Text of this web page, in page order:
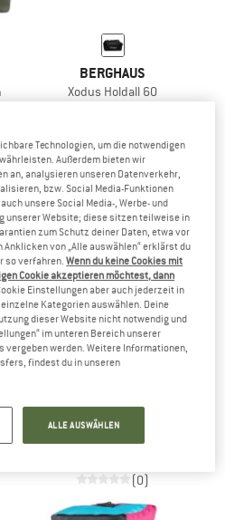
BERGHAUS
Xodus Holdall 60
(0)
20%
RIP CURL
Packable Duffle 35 Search
Reisetasche
(0)
Technologien, um die notwendigen
Außerdem bieten wir
an, analysieren unseren Datenverkehr,
bzw. Social Media-Funktionen
unsere Social Media-, Werbe- und
unserer Website; diese sitzen teilweise in
zum Schutz deiner Daten, etwa vor
von „Alle auswählen“ erklärst du
so verfahren.Wenn du keine Cookies mit
Cookie akzeptieren möchtest, dann
Einstellungen aber auch jederzeit in
Kategorien auswählen. Deine
dieser Website nicht notwendig und
im unteren Bereich unserer
werden. Weitere Informationen,
findest du in unseren
ALLE AUSWÄHLEN